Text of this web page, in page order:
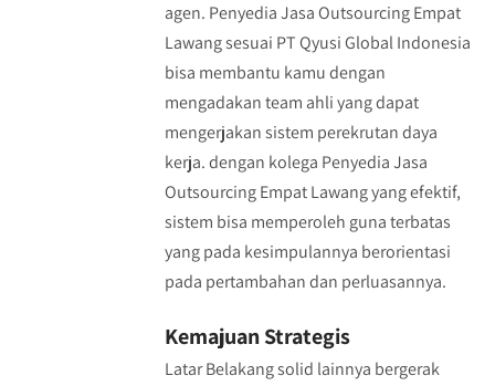
agen. Penyedia Jasa Outsourcing Empat
Lawang sesuai PT Qyusi Global Indonesia
bisa membantu kamu dengan
mengadakan team ahli yang dapat
mengerjakan sistem perekrutan daya
kerja. dengan kolega Penyedia Jasa
Outsourcing Empat Lawang yang efektif,
sistem bisa memperoleh guna terbatas
yang pada kesimpulannya berorientasi
pada pertambahan dan perluasannya.
Kemajuan Strategis
Latar Belakang solid lainnya bergerak